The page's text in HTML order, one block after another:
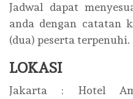
Jadwal dapat
anda dengan catatan
(dua) peserta terpenuhi.
LOKASI
Jakarta : Hotel